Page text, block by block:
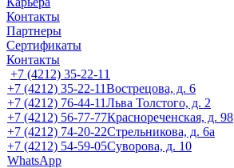
Контакты
Партнеры
Сертификаты
Контакты
+7 (4212) 35-22-11
+7 (4212) 35-22-11Вострецова, д. 6
+7 (4212) 76-44-11Льва Толстого, д. 2
+7 (4212) 56-77-77Краснореченская, д. 98
+7 (4212) 74-20-22Стрельникова, д. 6а
+7 (4212) 54-59-05Суворова, д. 10
WhatsApp